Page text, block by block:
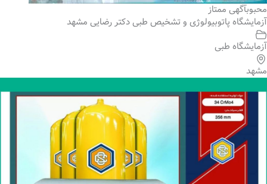
محبوبآگهی ممتاز
آزمایشگاه پاتوبیولوژی و تشخیص طبی دکتر رضایی مشهد
آزمایشگاه طبی
مشهد